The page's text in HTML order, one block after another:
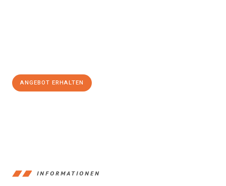
ANGEBOT ERHALTEN
INFORMATIONEN